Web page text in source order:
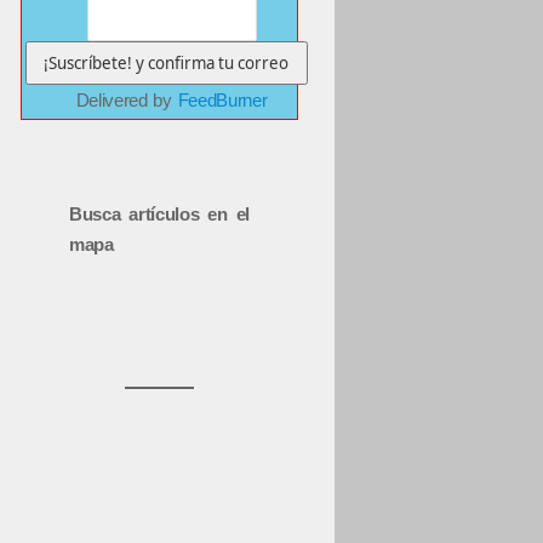
Delivered by FeedBurner
Busca artículos en el
mapa